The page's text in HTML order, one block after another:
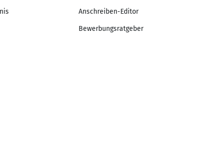
Anschreiben-Editor
Bewerbungsratgeber